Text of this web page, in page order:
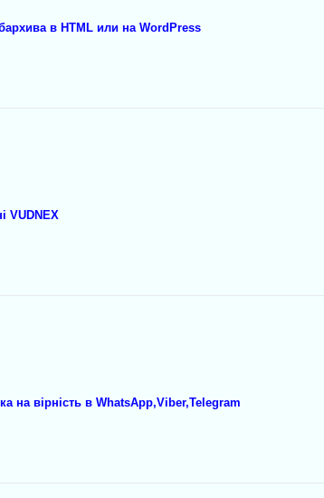
в HTML или на WordPress
VUDNEX
на вірність в WhatsApp,Viber,Telegram